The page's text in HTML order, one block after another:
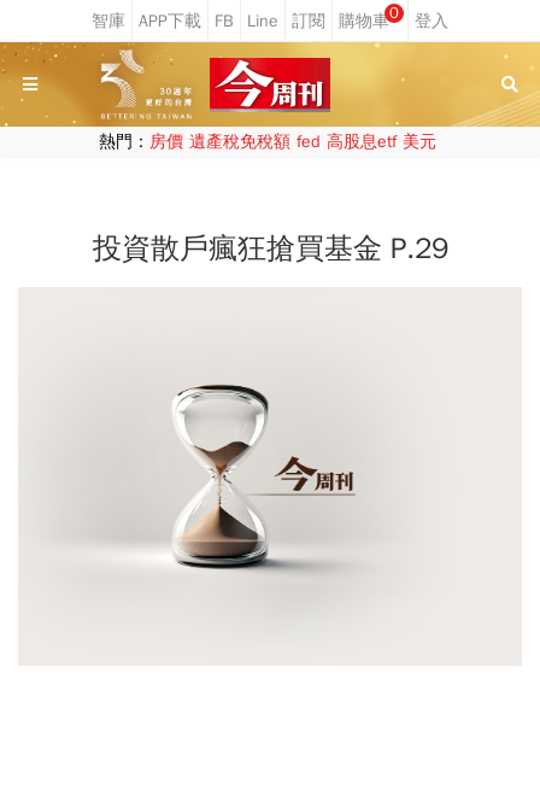
0
熱門： 房價 遺產稅免稅額 fed 高股息etf 美元
投資散戶瘋狂搶買基金 P.29